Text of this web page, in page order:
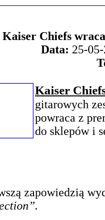
Kaiser Chiefs
Data: 25-
Kaiser
gitarowych
powraca z
do sklepów i
zapowiedzią